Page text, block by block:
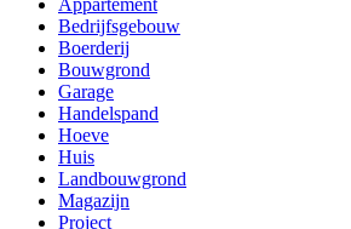
Appartement
Bedrijfsgebouw
Boerderij
Bouwgrond
Garage
Handelspand
Hoeve
Huis
Landbouwgrond
Magazijn
Project